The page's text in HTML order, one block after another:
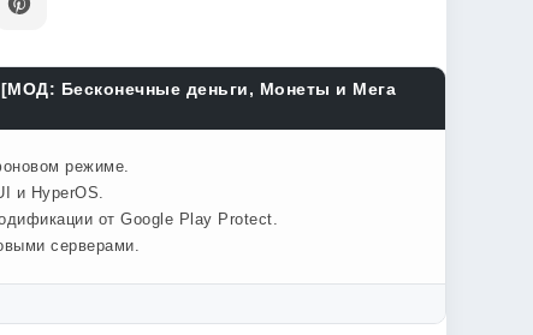
Бесконечные деньги, Монеты и Мега
режиме.
и HyperOS.
от Google Play Protect.
серверами.